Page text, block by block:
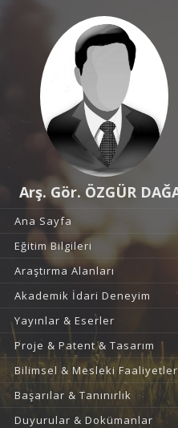
Arş. Gör. ÖZGÜR
Ana Sayfa
Eğitim Bilgileri
Araştırma Alanları
Akademik İdari Deneyim
Yayınlar & Eserler
Proje & Patent & Tasarım
Bilimsel & Mesleki Faaliyetler
Başarılar & Tanınırlık
Duyurular & Dokümanlar